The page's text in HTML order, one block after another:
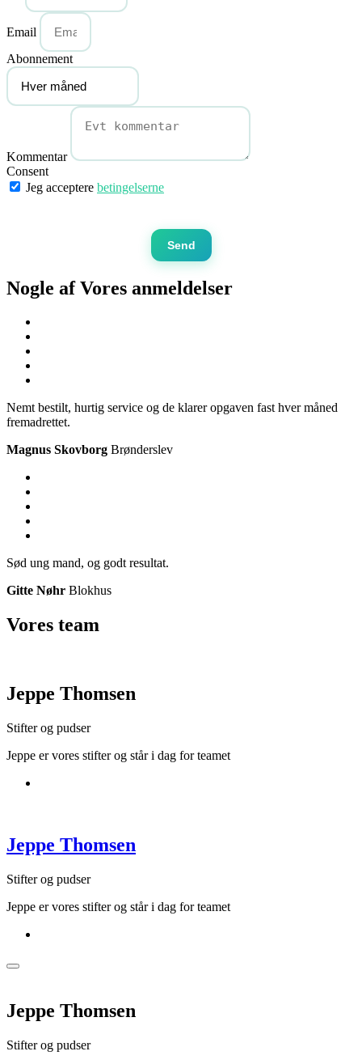
Email
Abonnement
Kommentar
Consent
Jeg acceptere betingelserne
Send
Nogle af Vores anmeldelser
Nemt bestilt, hurtig service og de klarer opgaven fast hver måned
fremadrettet.
Magnus Skovborg Brønderslev
Sød ung mand, og godt resultat.
Gitte Nøhr Blokhus
Vores team
Jeppe Thomsen
Stifter og pudser
Jeppe er vores stifter og står i dag for teamet
Jeppe Thomsen
Stifter og pudser
Jeppe er vores stifter og står i dag for teamet
Jeppe Thomsen
Stifter og pudser